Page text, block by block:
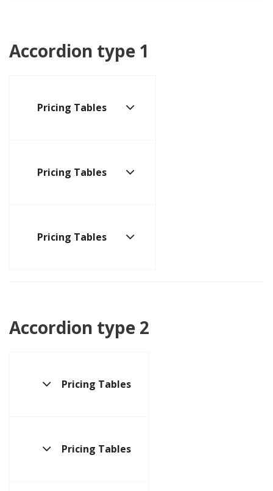
Accordion type 1
Pricing Tables
Pricing Tables
Pricing Tables
Accordion type 2
Pricing Tables
Pricing Tables